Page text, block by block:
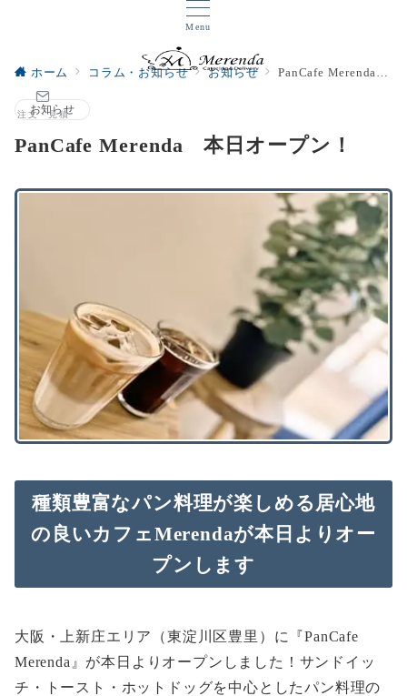
Menu
注文・見積
ホーム コラム・お知らせ お知らせ PanCafe Merenda 本日オープン！
お知らせ
PanCafe Merenda 本日オープン！
種類豊富なパン料理が楽しめる居心地
の良いカフェMerendaが本日よりオー
プンします
大阪・上新庄エリア（東淀川区豊里）に『PanCafe
Merenda』が本日よりオープンしました！サンドイッ
チ・トースト・ホットドッグを中心としたパン料理の